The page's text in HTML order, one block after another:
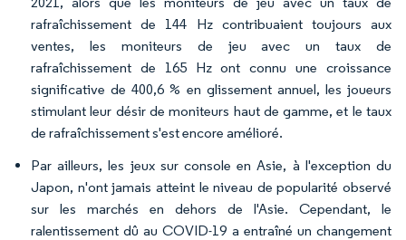
rafraîchissement de 144 Hz contribuaient toujours aux
ventes, les moniteurs de jeu avec un taux de
rafraîchissement de 165 Hz ont connu une croissance
significative de 400,6 % en glissement annuel, les joueurs
stimulant leur désir de moniteurs haut de gamme, et le taux
de rafraîchissement s'est encore amélioré.
Par ailleurs, les jeux sur console en Asie, à l'exception du
Japon, n'ont jamais atteint le niveau de popularité observé
sur les marchés en dehors de l'Asie. Cependant, le
ralentissement dû au COVID-19 a entraîné un changement